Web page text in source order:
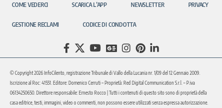
COME VEDERCI SCARICA L’APP NEWSLETTER PRIVACY
GESTIONE RECLAMI CODICE DI CONDOTTA
© Copyright 2026 InfoCilento, registrazione Tribunale di Vallo della Lucania nr. 1/09 del 12 Gennaio 2009.
Iscrizione al Roc: 41551. Editore: Domenico Cerruti – Proprietà: Red Digital Communication S.r.l. – P.iva
06134250650. Direttore responsabile: Ernesto Rocco | Tutti i contenuti di questo sito sono di proprietà della
casa editrice, testi, immagini, video o commenti, non possono essere utilizzati senza espressa autorizzazione.